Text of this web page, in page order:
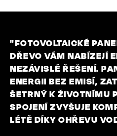
"FOTOVOLTAICKÉ
DŘEVO VÁM NABÍZEJÍ
NEZÁVISLÉ ŘEŠENÍ.
ENERGII BEZ EMISÍ,
ŠETRNÝ K ŽIVOTNÍMU
SPOJENÍ ZVYŠUJE
LÉTĚ DÍKY OHŘEVU